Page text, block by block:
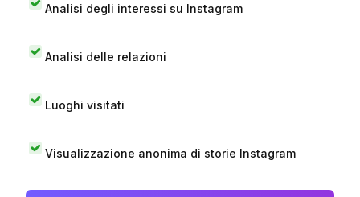
Analisi degli interessi su Instagram
Analisi delle relazioni
Luoghi visitati
Visualizzazione anonima di storie Instagram